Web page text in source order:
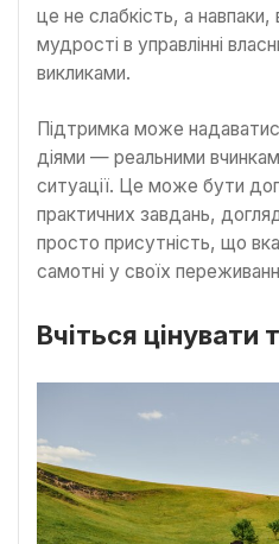
це не слабкість, а навпаки,
мудрості в управлінні
викликами.
Підтримка може
діями — реальними
ситуації. Це може бути
практичних завдань,
просто присутність, що
самотні у своїх
Вчіться цінувати